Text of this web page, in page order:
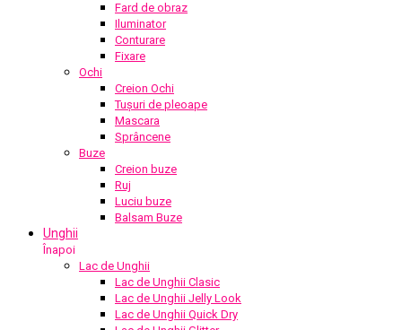
Fard de obraz
Iluminator
Conturare
Fixare
Ochi
Creion Ochi
Tușuri de pleoape
Mascara
Sprâncene
Buze
Creion buze
Ruj
Luciu buze
Balsam Buze
Unghii
Înapoi
Lac de Unghii
Lac de Unghii Clasic
Lac de Unghii Jelly Look
Lac de Unghii Quick Dry